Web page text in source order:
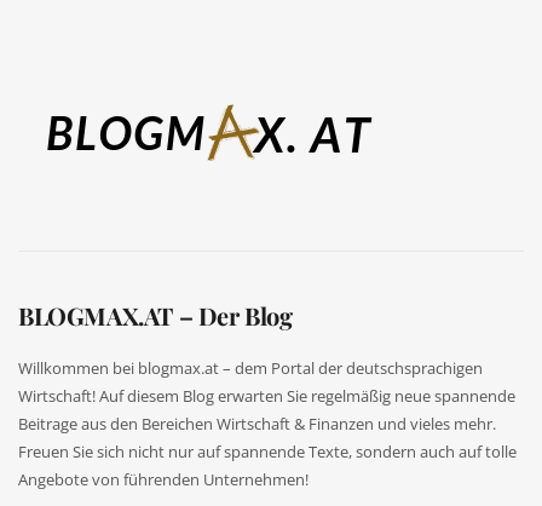
BLOGMAX.AT – Der Blog
Willkommen bei blogmax.at – dem Portal der deutschsprachigen
Wirtschaft! Auf diesem Blog erwarten Sie regelmäßig neue spannende
Beitrage aus den Bereichen Wirtschaft & Finanzen und vieles mehr.
Freuen Sie sich nicht nur auf spannende Texte, sondern auch auf tolle
Angebote von führenden Unternehmen!